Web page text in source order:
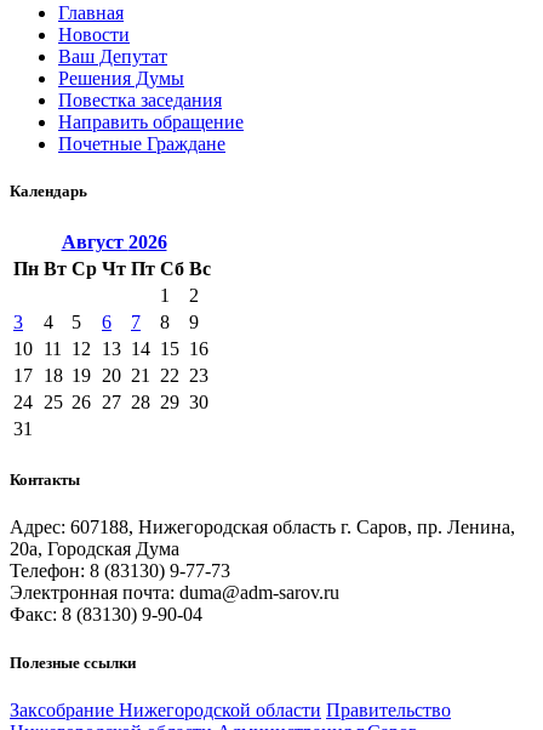
Главная
Новости
Ваш Депутат
Решения Думы
Повестка заседания
Направить обращение
Почетные Граждане
Календарь
Август 2026
Пн Вт Ср Чт Пт Сб Вс
1
2
3
4 5 6 7 8
9
10 11 12 13 14 15 16
17 18 19 20 21 22 23
24 25 26 27 28 29 30
31
Контакты
Адрес: 607188, Нижегородская область г. Саров, пр. Ленина,
20а, Городская Дума
Телефон: 8 (83130) 9-77-73
Электронная почта: duma@adm-sarov.ru
Факс: 8 (83130) 9-90-04
Полезные ссылки
Закcобрание Нижегородской области Правительство